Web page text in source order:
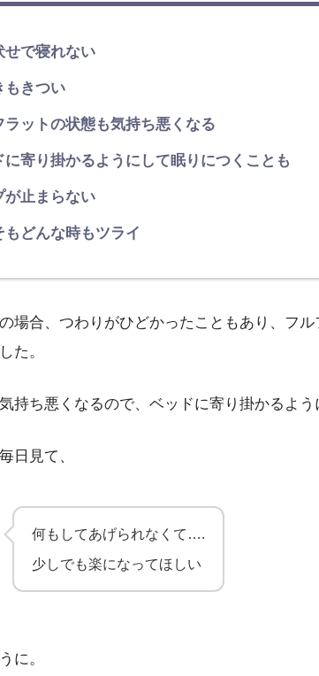
せで寝れない
もきつい
ラットの状態も気持ち悪くなる
に寄り掛かるようにして眠りにつくことも
が止まらない
もどんな時もツライ
場合、つわりがひどかったこともあり、フ
た。
持ち悪くなるので、ベッドに寄り掛かるよう
日見て、
何もしてあげられなくて….
少しでも楽になってほしい
に。